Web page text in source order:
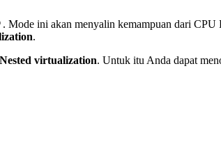
. Mode ini akan menyalin kemampuan dari CPU
.
Nested virtualization. Untuk itu Anda dapat